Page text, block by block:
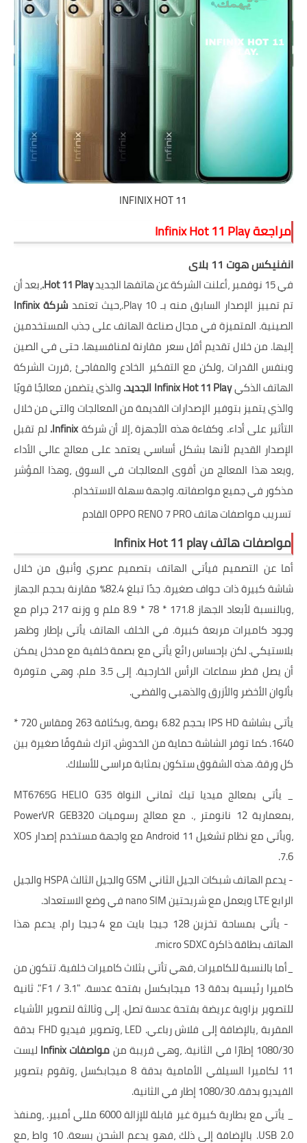
مراجعة Infinix Hot 11 Play
انفنيكس هوت 11 بلاى
في 15 نوفمبر ،أعلنت الشركة عن هاتفها الجديد Hot 11 Play.،بعد أن
تم تمييز الإصدار السابق منه بـ 10 Play.،حيث تعتمد
شركة Infinix
الصينية. المتميزة في مجال صناعة الهاتف على جذب المستخدمين
إليها. من خلال تقديم أقل سعر مقارنة لمنافسيها. حتى في الصين
وبنفس القدرات ،ولكن مع التفكير الخادع والمفاجئ ،قررت الشركة
الهاتف الذكي
InfinixHot 11 Play الجديد.
والذي يتضمن معالجًا قويًا
والذي يتميز بتوفير الإصدارات القديمة من المعالجات والتي من خلال
التأثير على أداء. وكفاءة هذه الأجهزة ،إلا أن شركةInfinix. لم تقبل
الإصدار القديم لأنها بشكل أساسي يعتمد على معالج عالي الأداء
،ويعد هذا المعالج من أقوى المعالجات في السوق ،وهذا المؤشر
مذكور في جميع مواصفاته. واجهة سهلة الاستخدام.
تسريب مواصفات هاتف OPPO RENO 7 PRO القادم
مواصفات هاتف Infinix Hot 11 play
أما عن التصميم فيأتي الهاتف بتصميم عصري وأنيق من خلال
شاشة كبيرة ذات حواف صغيرة. جدًا تبلغ 82.4٪ مقارنة بحجم الجهاز
،وبالنسبة لأبعاد الجهاز 171.8 * 78 * 8.9 ملم و وزنه 217 جرام مع
وجود كاميرات مربعة كبيرة. في الخلف الهاتف يأتي بإطار وظهر
بلاستيكي. لكن بإحساس رائع يأتي مع بصمة خلفية مع مدخل يمكن
أن يصل قطر سماعات الرأس الخارجية. إلى 3.5 ملم. وهي متوفرة
بألوان الأخضر والأزرق والذهبي والفضي.
يأتي بشاشة IPS HD بحجم 6.82 بوصة ،وبكثافة 263 ومقاس 720 *
1640. كما توفر الشاشة حماية من الخدوش. اترك شقوقًا صغيرة بين
كل ورقة. هذه الشقوق ستكون بمثابة مراسي للأسلاك.
_ يأتي بمعالج ميديا ​​تيك ثماني النواة MT6765G HELIO G35
،بمعمارية 12 نانومتر ،. مع معالج رسوميات PowerVR GEB320
،ويأتي مع نظام تشغيل Android 11 مع واجهة مستخدم إصدار XOS
7.6.
- يدعم الهاتف شبكات الجيل الثاني GSM والجيل الثالث HSPA والجيل
الرابع LTE ويعمل مع شريحتين nano SIM في وضع الاستعداد.
- يأتي بمساحة تخزين 128 جيجا بايت مع 4 جيجا رام. يدعم هذا
الهاتف بطاقة ذاكرة micro SDXC.
_أما بالنسبة للكاميرات ،فهي تأتي بثلاث كاميرات خلفية. تتكون من
كاميرا رئيسية بدقة 13 ميجابكسل بفتحة عدسة. "F1 / 3.1". ثانية
للتصوير بزاوية عريضة بفتحة عدسة تصل. إلى وثالثة لتصوير الأشياء
المقربة ،بالإضافة إلى فلاش رباعي. LED ،وتصوير فيديو FHD بدقة
1080/30 إطارًا في الثانية. ،وهي قريبة من
مواصفات Infinix
ليست
11 لكاميرا السيلفي الأمامية بدقة 8 ميجابكسل ،وتقوم بتصوير
الفيديو بدقة. 1080/30 إطار في الثانية.
_ يأتي مع بطارية كبيرة غير قابلة للإزالة 6000 مللي أمبير. ،ومنفذ
USB 2.0. بالإضافة إلى ذلك ،فهو يدعم الشحن بسعة. 10 واط ،مع